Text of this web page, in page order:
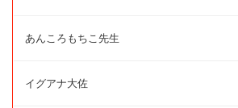
あんころもちこ先生
イグアナ大佐